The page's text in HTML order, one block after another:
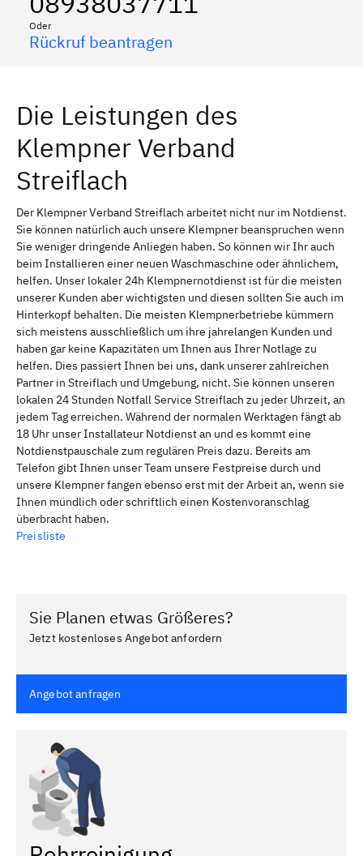
Oder
Rückruf beantragen
Die Leistungen des
Klempner Verband
Streiflach
Der Klempner Verband Streiflach arbeitet nicht nur im Notdienst.
Sie können natürlich auch unsere Klempner beanspruchen wenn
Sie weniger dringende Anliegen haben. So können wir Ihr auch
beim Installieren einer neuen Waschmaschine oder ähnlichem,
helfen. Unser lokaler 24h Klempnernotdienst ist für die meisten
unserer Kunden aber wichtigsten und diesen sollten Sie auch im
Hinterkopf behalten. Die meisten Klempnerbetriebe kümmern
sich meistens ausschließlich um ihre jahrelangen Kunden und
haben gar keine Kapazitäten um Ihnen aus Ihrer Notlage zu
helfen. Dies passiert Ihnen bei uns, dank unserer zahlreichen
Partner in Streiflach und Umgebung, nicht. Sie können unseren
lokalen 24 Stunden Notfall Service Streiflach zu jeder Uhrzeit, an
jedem Tag erreichen. Während der normalen Werktagen fängt ab
18 Uhr unser Installateur Notdienst an und es kommt eine
Notdienstpauschale zum regulären Preis dazu. Bereits am
Telefon gibt Ihnen unser Team unsere Festpreise durch und
unsere Klempner fangen ebenso erst mit der Arbeit an, wenn sie
Ihnen mündlich oder schriftlich einen Kostenvoranschlag
überbracht haben.
Preisliste
Sie Planen etwas Größeres?
Jetzt kostenloses Angebot anfordern
Angebot anfragen